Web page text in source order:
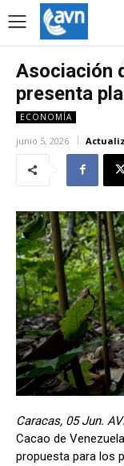
Asociación
presenta
ECONOMÍA
junio 5, 2026
Caracas, 05 Jun.
Cacao de
propuesta para los